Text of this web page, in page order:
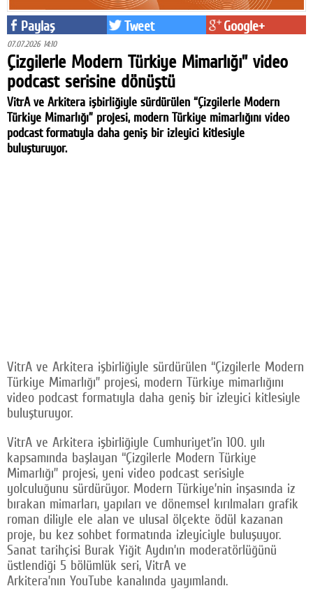
Paylaş Tweet Google+
07.07.2026 14:10
Çizgilerle Modern Türkiye Mimarlığı” video
podcast serisine dönüştü
VitrA ve Arkitera işbirliğiyle sürdürülen “Çizgilerle Modern
Türkiye Mimarlığı” projesi, modern Türkiye mimarlığını video
podcast formatıyla daha geniş bir izleyici kitlesiyle
buluşturuyor.
VitrA ve Arkitera işbirliğiyle sürdürülen “Çizgilerle Modern
Türkiye Mimarlığı” projesi, modern Türkiye mimarlığını
video podcast formatıyla daha geniş bir izleyici kitlesiyle
buluşturuyor.
VitrA ve Arkitera işbirliğiyle Cumhuriyet’in 100. yılı
kapsamında başlayan “Çizgilerle Modern Türkiye
Mimarlığı” projesi, yeni video podcast serisiyle
yolculuğunu sürdürüyor. Modern Türkiye’nin inşasında iz
bırakan mimarları, yapıları ve dönemsel kırılmaları grafik
roman diliyle ele alan ve ulusal ölçekte ödül kazanan
proje, bu kez sohbet formatında izleyiciyle buluşuyor.
Sanat tarihçisi Burak Yiğit Aydın’ın moderatörlüğünü
üstlendiği 5 bölümlük seri, VitrA ve
Arkitera’nın YouTube kanalında yayımlandı.